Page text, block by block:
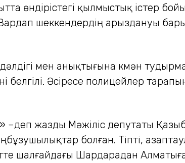
өндірістегі қыл­мыстық істер
шеккендердің арыздануы
мен анықтығына күмән
белгілі. Әсіресе полицейлер
жазды Мәжіліс депутаты
болған. Тіпті,
шалғайдағы Шардарадан